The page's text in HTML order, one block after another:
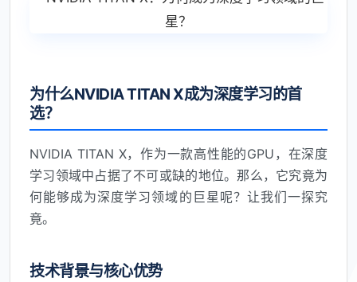
为什么NVIDIA TITAN X成为深度学习的首
选？
NVIDIA TITAN X，作为一款高性能的GPU，在深度
学习领域中占据了不可或缺的地位。那么，它究竟为
何能够成为深度学习领域的巨星呢？让我们一探究
竟。
技术背景与核心优势